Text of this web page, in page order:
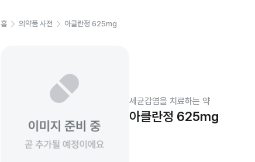
홈 의약품 사전 아클란정 625mg
세균감염을 치료하는 약
아클란정 625mg